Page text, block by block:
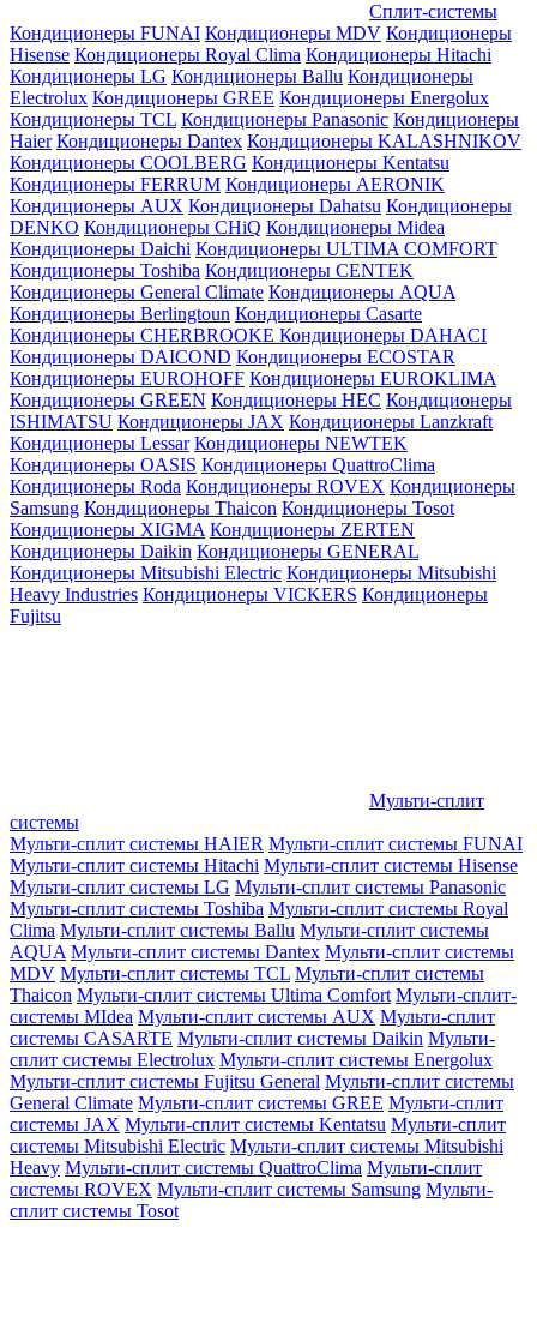
Сплит-системы
Кондиционеры FUNAI Кондиционеры MDV Кондиционеры
Hisense Кондиционеры Royal Clima Кондиционеры Hitachi
Кондиционеры LG Кондиционеры Ballu Кондиционеры
Electrolux Кондиционеры GREE Кондиционеры Energolux
Кондиционеры TCL Кондиционеры Panasonic Кондиционеры
Haier Кондиционеры Dantex Кондиционеры KALASHNIKOV
Кондиционеры СOOLBERG Кондиционеры Kentatsu
Кондиционеры FERRUM Кондиционеры AERONIK
Кондиционеры AUX Кондиционеры Dahatsu Кондиционеры
DENKO Кондиционеры CHiQ Кондиционеры Midea
Кондиционеры Daichi Кондиционеры ULTIMA COMFORT
Кондиционеры Toshiba Кондиционеры CENTEK
Кондиционеры General Climate Кондиционеры AQUA
Кондиционеры Berlingtoun Кондиционеры Casarte
Кондиционеры CHERBROOKE Кондиционеры DAHACI
Кондиционеры DAICOND Кондиционеры ECOSTAR
Кондиционеры EUROHOFF Кондиционеры EUROKLIMA
Кондиционеры GREEN Кондиционеры HEC Кондиционеры
ISHIMATSU Кондиционеры JAX Кондиционеры Lanzkraft
Кондиционеры Lessar Кондиционеры NEWTEK
Кондиционеры OASIS Кондиционеры QuattroClima
Кондиционеры Roda Кондиционеры ROVEX Кондиционеры
Samsung Кондиционеры Thaicon Кондиционеры Tosot
Кондиционеры XIGMA Кондиционеры ZERTEN
Кондиционеры Daikin Кондиционеры GENERAL
Кондиционеры Mitsubishi Electric Кондиционеры Mitsubishi
Heavy Industries Кондиционеры VICKERS Кондиционеры
Fujitsu
Мульти-сплит
системы
Мульти-сплит системы HAIER Мульти-сплит системы FUNAI
Мульти-сплит системы Hitachi Мульти-сплит системы Hisense
Мульти-сплит системы LG Мульти-сплит системы Panasonic
Мульти-сплит системы Toshiba Мульти-сплит системы Royal
Clima Мульти-сплит системы Ballu Мульти-сплит системы
AQUA Мульти-сплит системы Dantex Мульти-сплит системы
MDV Мульти-сплит системы TCL Мульти-сплит системы
Thaicon Мульти-сплит системы Ultima Comfort Мульти-сплит-
системы MIdea Мульти-сплит системы AUX Мульти-сплит
системы CASARTE Мульти-сплит системы Daikin Мульти-
сплит системы Electrolux Мульти-сплит системы Energolux
Мульти-сплит системы Fujitsu General Мульти-сплит системы
General Climate Мульти-сплит системы GREE Мульти-сплит
системы JAX Мульти-сплит системы Kentatsu Мульти-сплит
системы Mitsubishi Electric Мульти-сплит системы Mitsubishi
Heavy Мульти-сплит системы QuattroClima Мульти-сплит
системы ROVEX Мульти-сплит системы Samsung Мульти-
сплит системы Tosot